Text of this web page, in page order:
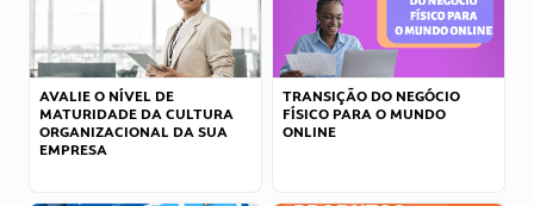
AVALIE O NÍVEL DE
MATURIDADE DA CULTURA
ORGANIZACIONAL DA SUA
EMPRESA
TRANSIÇÃO DO NEGÓCIO
FÍSICO PARA O MUNDO
ONLINE